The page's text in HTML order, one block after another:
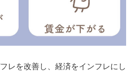
レを改善し、経済をインフレにし